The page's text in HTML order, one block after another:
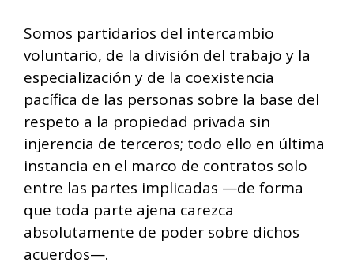
Somos partidarios del intercambio
voluntario, de la división del trabajo y la
especialización y de la coexistencia
pacífica de las personas sobre la base del
respeto a la propiedad privada sin
injerencia de terceros; todo ello en última
instancia en el marco de contratos solo
entre las partes implicadas —de forma
que toda parte ajena carezca
absolutamente de poder sobre dichos
acuerdos—.